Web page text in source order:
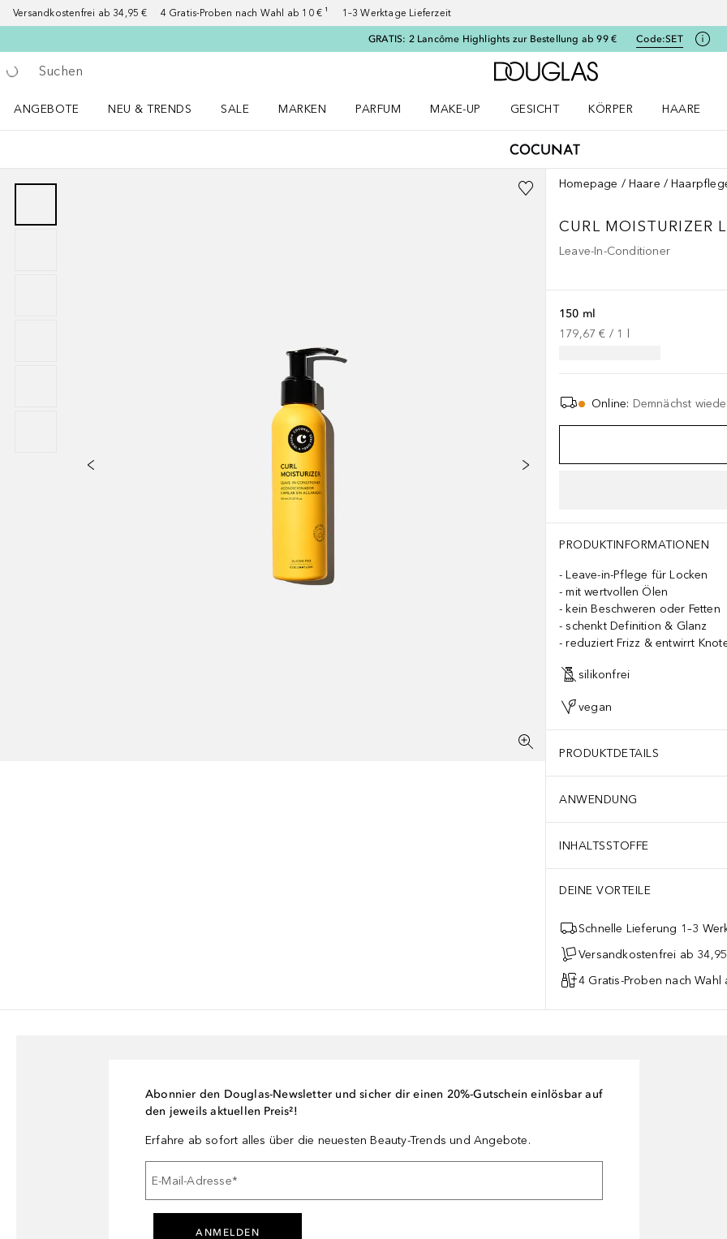
Versandkostenfrei ab 34,95 € 4 Gratis-Proben nach Wahl ab 10 € ¹ 1–3 Werktage Lieferzeit
GRATIS: 2 Lancôme Highlights zur Bestellung ab 99 € Code:SET
Gehe zurück
Suche ausführen
Zur Douglas Startseite
ANGEBOTE
NEU & TRENDS
SALE
MARKEN
PARFUM
MAKE-UP
GESICHT
KÖRPER
HAARE
Homepage Haare
CURL MOISTURIZER
Leave-In-Conditioner
150 ml
179,67 € / 1
Online: Demnächst
PRODUKTINFORMATIONEN
Leave-in-Pflege für Locken
mit wertvollen Ölen
kein Beschweren oder Fetten
schenkt Definition & Glanz
reduziert Frizz & entwirrt
silikonfrei
vegan
PRODUKTDETAILS
ANWENDUNG
INHALTSSTOFFE
DEINE VORTEILE
Schnelle Lieferung 1–3
Versandkostenfrei ab
4 Gratis-Proben nach Wahl
Abonnier den Douglas-Newsletter und sicher dir einen 20%-Gutschein einlösbar auf
den jeweils aktuellen Preis²!
Erfahre ab sofort alles über die neuesten Beauty-Trends und Angebote.
E-Mail-Adresse*
ANMELDEN